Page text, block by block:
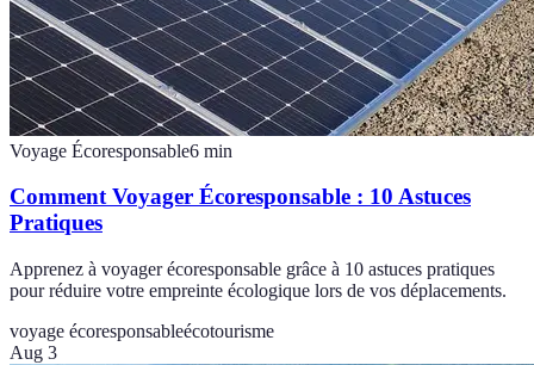
Voyage Écoresponsable6 min
Comment Voyager Écoresponsable : 10 Astuces
Pratiques
Apprenez à voyager écoresponsable grâce à 10 astuces pratiques
pour réduire votre empreinte écologique lors de vos déplacements.
voyage écoresponsableécotourisme
Aug 3